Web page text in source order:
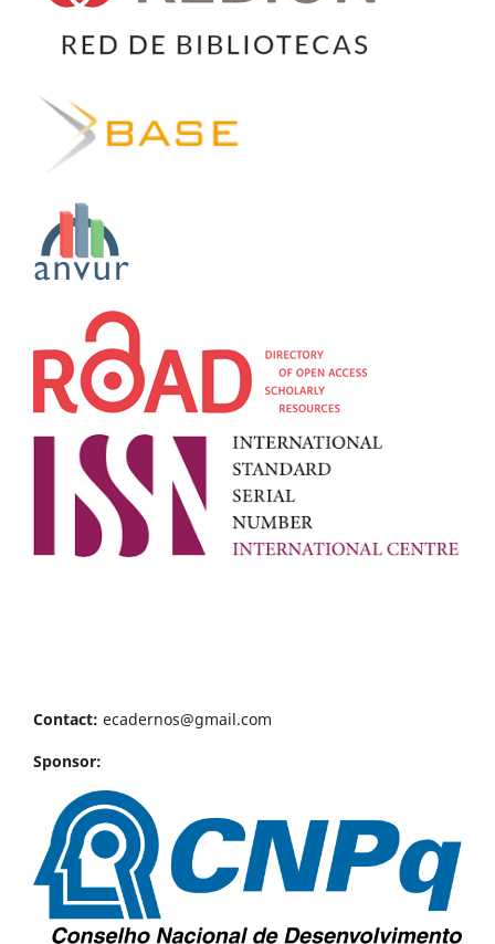
Contact: ecadernos@gmail.com
Sponsor: